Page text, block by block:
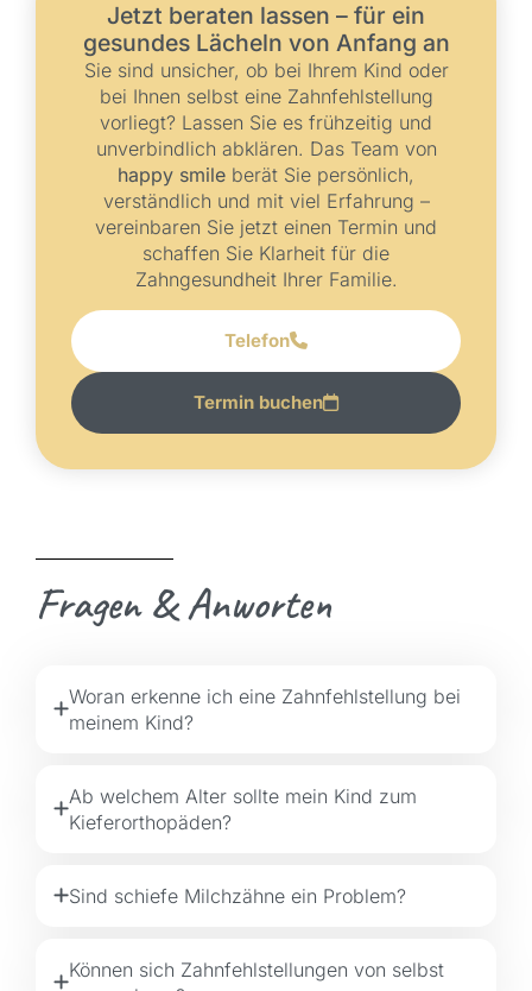
Jetzt beraten lassen – für ein
gesundes Lächeln von Anfang an
Sie sind unsicher, ob bei Ihrem Kind oder
bei Ihnen selbst eine Zahnfehlstellung
vorliegt? Lassen Sie es frühzeitig und
unverbindlich abklären. Das Team von
happy smile berät Sie persönlich,
verständlich und mit viel Erfahrung –
vereinbaren Sie jetzt einen Termin und
schaffen Sie Klarheit für die
Zahngesundheit Ihrer Familie.
Telefon
Termin buchen
Fragen & Anworten
Woran erkenne ich eine Zahnfehlstellung bei
meinem Kind?
Ab welchem Alter sollte mein Kind zum
Kieferorthopäden?
Sind schiefe Milchzähne ein Problem?
Können sich Zahnfehlstellungen von selbst